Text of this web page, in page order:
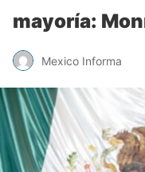
mayoría:
Mexico Informa